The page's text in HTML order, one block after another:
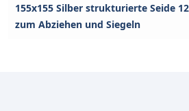
155x155 Silber strukturierte Seide
zum Abziehen und Siegeln